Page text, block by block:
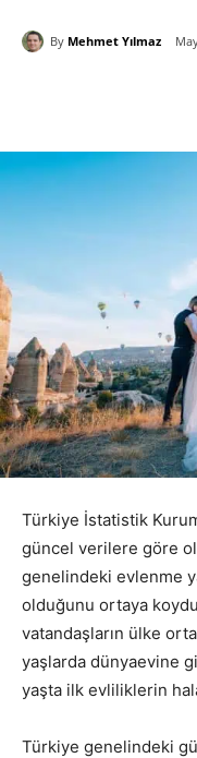
By Mehmet Yılmaz
Türkiye İstatistik
güncel verilere göre
genelindeki evlenme
olduğunu ortaya
vatandaşların ülke
yaşlarda dünyaevine
yaşta ilk evliliklerin
Türkiye genelindeki